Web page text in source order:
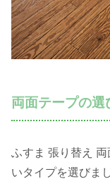
両面テープの選
ふすま 張り替え
いタイプを選びま